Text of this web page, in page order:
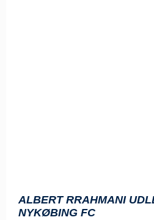
ALBERT RRAHMANI
NYKØBING FC